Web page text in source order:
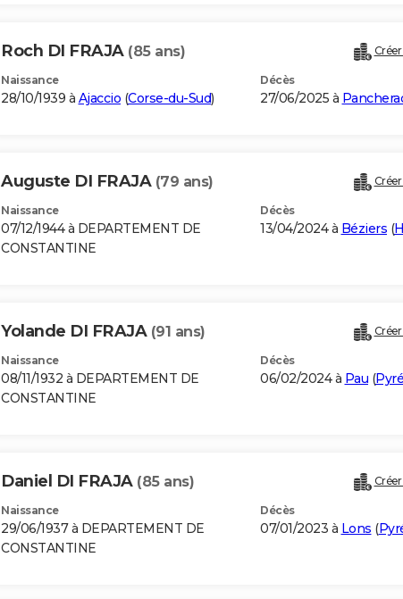
Roch DI FRAJA (85 ans)
Naissance
28/10/1939 à Ajaccio (Corse-du-Sud)
Décès
27/06/2025 à
Auguste DI FRAJA (79 ans)
Naissance
07/12/1944 à DEPARTEMENT DE
CONSTANTINE
Décès
13/04/2024 à Béziers (
Yolande DI FRAJA (91 ans)
Naissance
08/11/1932 à DEPARTEMENT DE
CONSTANTINE
Décès
06/02/2024 à Pau (
Daniel DI FRAJA (85 ans)
Naissance
29/06/1937 à DEPARTEMENT DE
CONSTANTINE
Décès
07/01/2023 à Lons (